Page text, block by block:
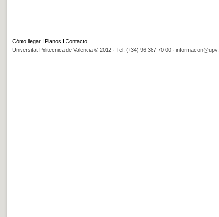
Cómo llegar Planos
Contacto
Universitat Politècnica de València © 2012 · Tel. (+34) 96 387 70 00 ·